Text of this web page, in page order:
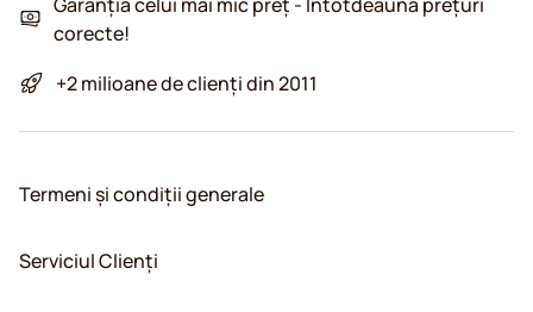
corecte!
+2 milioane de clienți din 2011
Termeni și condiții generale
Serviciul Clienți